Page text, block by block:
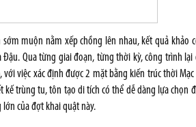
muộn nằm xếp chồng lên nhau, kết quả khảo
Qua từng giai đoạn, từng thời kỳ, công trình lại
việc xác định được 2 mặt bằng kiến trúc thời
kế trùng tu, tôn tạo di tích có thể dễ dàng lựa chọn
của đợt khai quật này.